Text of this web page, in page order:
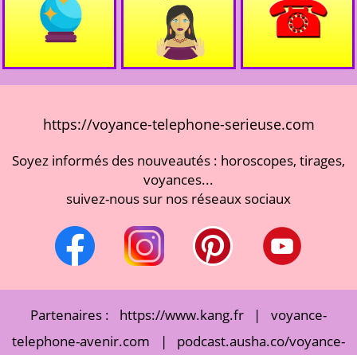
https://voyance-telephone-serieuse.com
Soyez informés des nouveautés : horoscopes, tirages,
voyances...
suivez-nous sur nos réseaux sociaux
Partenaires : https://www.kang.fr |
voyance-
telephone-avenir.com
| podcast.ausha.co/voyance-